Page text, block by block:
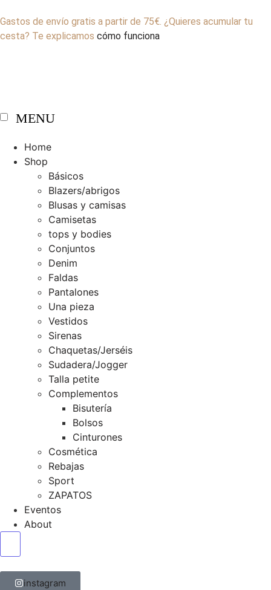
Gastos de envío gratis a partir de 75€. ¿Quieres acumular tu
cesta? Te explicamos cómo funciona
MENU
Home
Shop
Básicos
Blazers/abrigos
Blusas y camisas
Camisetas
tops y bodies
Conjuntos
Denim
Faldas
Pantalones
Una pieza
Vestidos
Sirenas
Chaquetas/Jerséis
Sudadera/Jogger
Talla petite
Complementos
Bisutería
Bolsos
Cinturones
Cosmética
Rebajas
Sport
ZAPATOS
Eventos
About
instagram